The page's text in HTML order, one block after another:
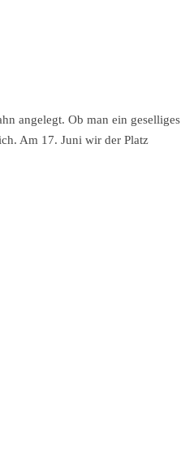
angelegt. Ob man ein geselliges
Am 17. Juni wir der Platz